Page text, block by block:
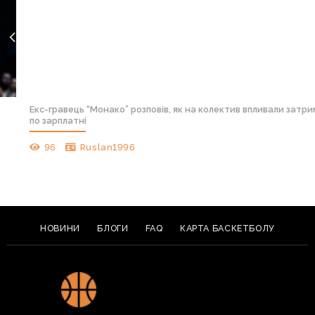
Екс-гравець “Монако” розповів, як на колектив впливали затримки
по зарплатні
96 Ruslan1996
НОВИНИ БЛОГИ FAQ КАРТА БАСКЕТБОЛУ